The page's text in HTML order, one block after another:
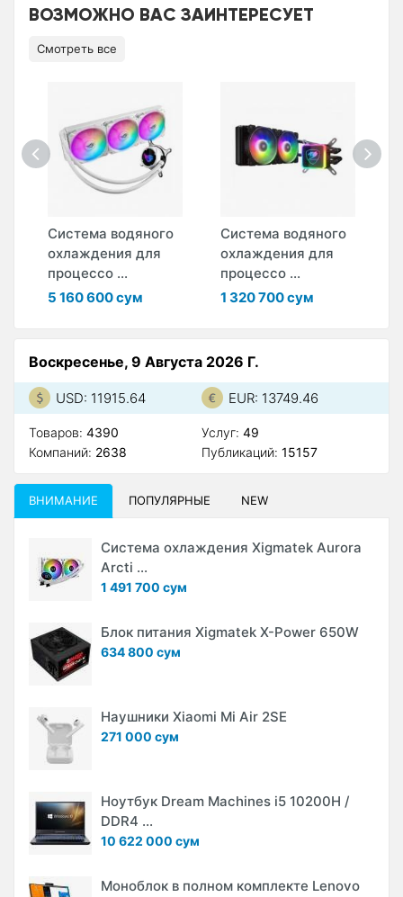
ВОЗМОЖНО ВАС ЗАИНТЕРЕСУЕТ
Смотреть все
Система водяного
охлаждения для
процессо ...
5 160 600 сум
Система водяного
охлаждения для
процессо ...
1 320 700 сум
Воскресенье, 9 Августа 2026 Г.
USD: 11915.64 EUR: 13749.46
Товаров: 4390
Компаний: 2638
Услуг: 49
Публикаций: 15157
ВНИМАНИЕ ПОПУЛЯРНЫЕ NEW
Система охлаждения Xigmatek Aurora
Arcti ...
1 491 700 сум
Блок питания Xigmatek X-Power 650W
634 800 сум
Наушники Xiaomi Mi Air 2SE
271 000 сум
Ноутбук Dream Machines i5 10200H /
DDR4 ...
10 622 000 сум
Моноблок в полном комплекте Lenovo